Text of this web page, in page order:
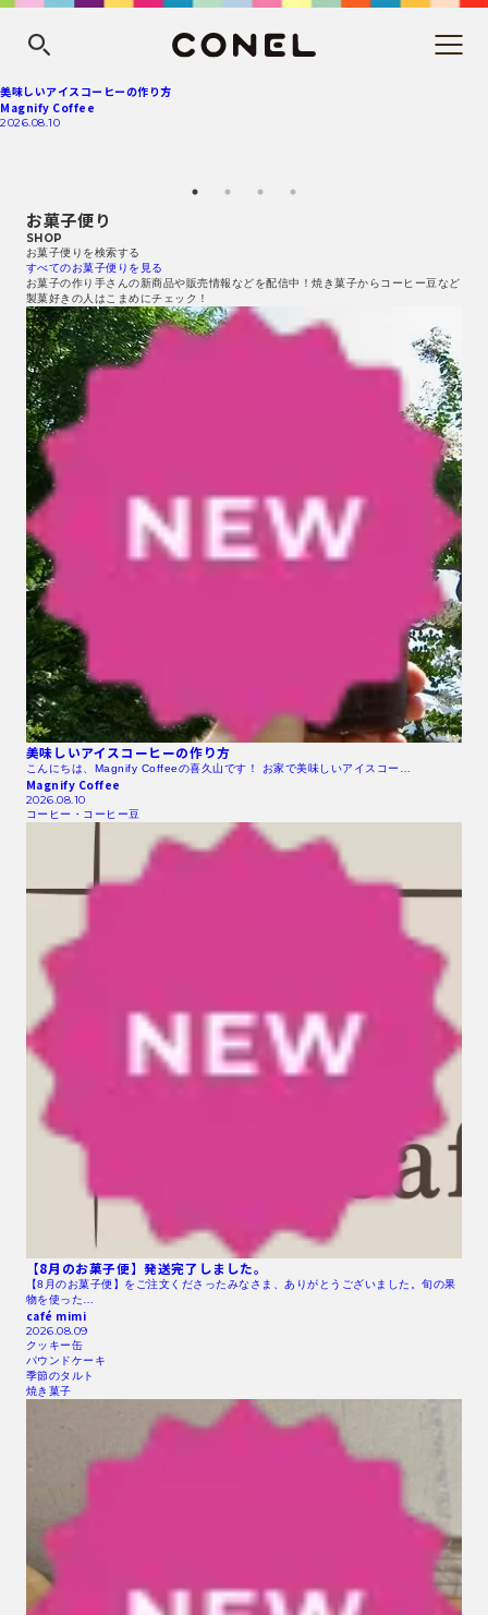
美味しいアイスコーヒーの作り方
Magnify Coffee
2026.08.10
お菓子便り
SHOP
お菓子便りを検索する
すべてのお菓子便りを見る
お菓子の作り手さんの新商品や販売情報などを配信中！焼き菓子からコーヒー豆など
製菓好きの人はこまめにチェック！
美味しいアイスコーヒーの作り方
こんにちは、Magnify Coffeeの喜久山です！ お家で美味しいアイスコー…
Magnify Coffee
2026.08.10
コーヒー・コーヒー豆
【8月のお菓子便】発送完了しました。
【8月のお菓子便】をご注文くださったみなさま、ありがとうございました。旬の果
物を使った…
café mimi
2026.08.09
クッキー缶
パウンドケーキ
季節のタルト
焼き菓子